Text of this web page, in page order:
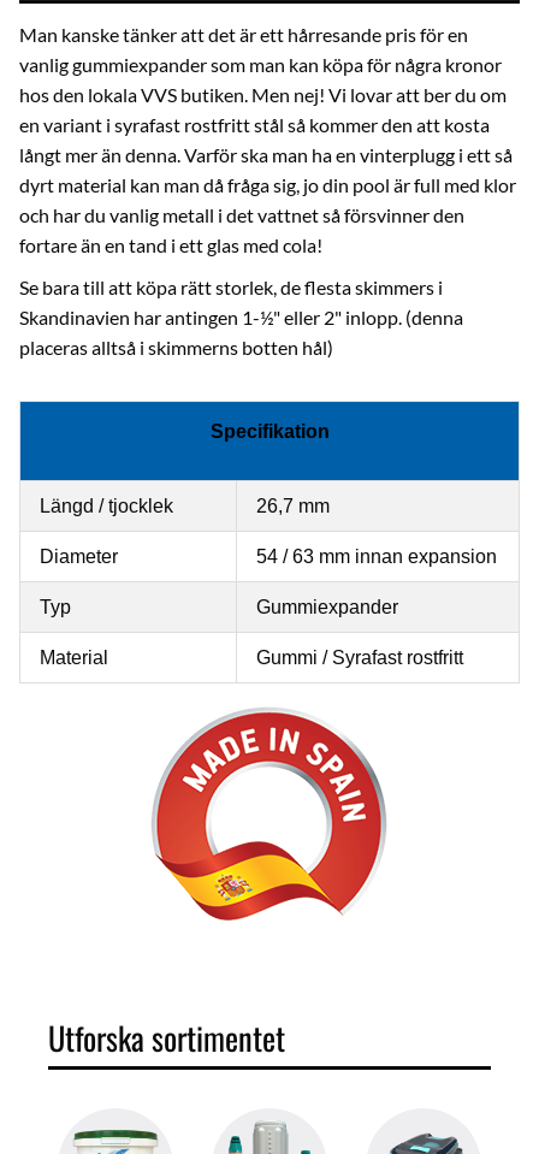
Man kanske tänker att det är ett hårresande pris för en
vanlig gummiexpander som man kan köpa för några kronor
hos den lokala VVS butiken. Men nej! Vi lovar att ber du om
en variant i syrafast rostfritt stål så kommer den att kosta
långt mer än denna. Varför ska man ha en vinterplugg i ett så
dyrt material kan man då fråga sig, jo din pool är full med klor
och har du vanlig metall i det vattnet så försvinner den
fortare än en tand i ett glas med cola!
Se bara till att köpa rätt storlek, de flesta skimmers i
Skandinavien har antingen 1-½" eller 2" inlopp. (denna
placeras alltså i skimmerns botten hål)
Specifikation
Längd / tjocklek 26,7 mm
Diameter 54 / 63 mm innan expansion
Typ Gummiexpander
Material Gummi / Syrafast rostfritt
Utforska sortimentet